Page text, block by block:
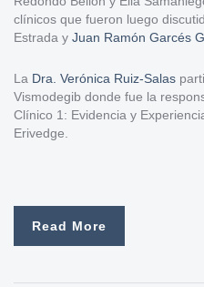
clínicos que fueron luego
Estrada y Juan Ramón Garcés
La Dra. Verónica Ruiz-Salas
Vismodegib donde fue la
Clínico 1: Evidencia y
Erivedge.
Read More